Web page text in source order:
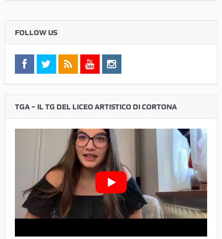
FOLLOW US
TGA – IL TG DEL LICEO ARTISTICO DI CORTONA